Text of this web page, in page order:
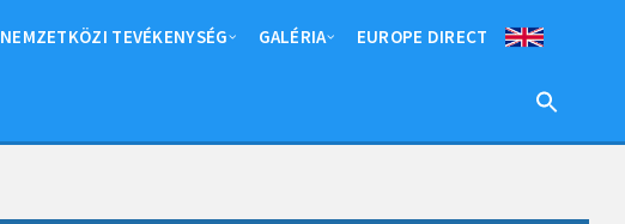
NEMZETKÖZI TEVÉKENYSÉG GALÉRIA EUROPE DIRECT